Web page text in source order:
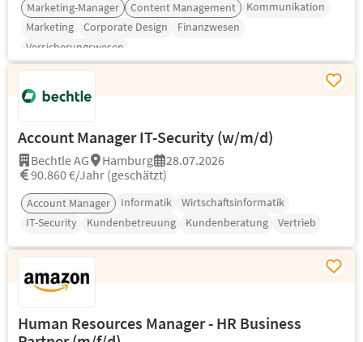
Marketing-Manager Content Management
Kommunikation
Marketing
Corporate Design
Finanzwesen
Versicherungswesen
Account Manager IT-Security (w/m/d)
Bechtle AG Hamburg
28.07.2026
90.860 €/Jahr (geschätzt)
Account Manager Informatik
Wirtschaftsinformatik
IT-Security
Kundenbetreuung Kundenberatung Vertrieb
Human Resources Manager - HR Business